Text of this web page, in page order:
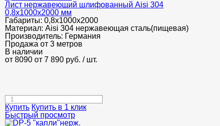
Лист нержавеющий шлифованный Aisi 304
0,8х1000х2000 мм
Габариты: 0,8х1000х2000
Материал: Aisi 304 нержавеющая сталь(пищевая)
Производитель: Германия
Продажа от 3 метров
В наличии
от 8090 от 7 890 руб. / шт.
Купить Купить в 1 клик
Быстрый просмотр